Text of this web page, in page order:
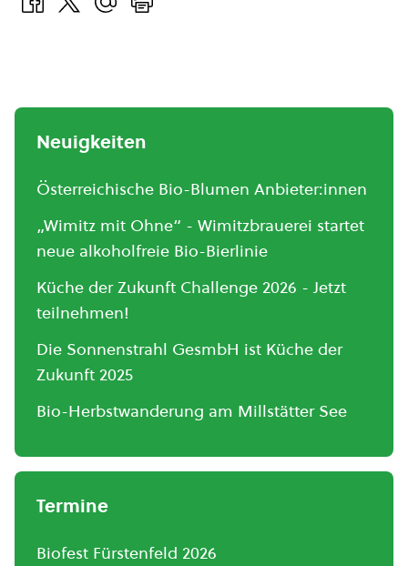
Neuigkeiten
Österreichische Bio-Blumen Anbieter:innen
„Wimitz mit Ohne“ - Wimitzbrauerei startet
neue alkoholfreie Bio-Bierlinie
Küche der Zukunft Challenge 2026 - Jetzt
teilnehmen!
Die Sonnenstrahl GesmbH ist Küche der
Zukunft 2025
Bio-Herbstwanderung am Millstätter See
Termine
Biofest Fürstenfeld 2026